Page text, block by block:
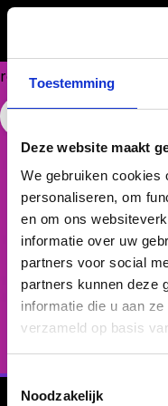
Toestemming
Deze website maakt
We gebruiken cookies
personaliseren, om
en om ons
informatie over uw
partners voor social
partners kunnen deze
informatie die u aan
verzameld op basis
Toestemmingsselectie
Noodzakelijk
Talent als
voor
Van belofte naar
doen’r haar talenten
carrière. Doen is wat
Lees het hele
Could
make
request.